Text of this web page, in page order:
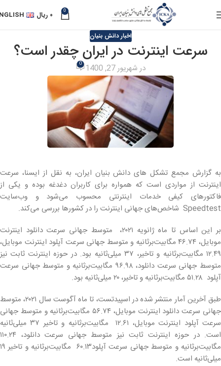
0 ۰ ریال
اخبار دانش بنیان
سرعت اینترنت در ایران چقدر است؟
در شهریور 27, 1400 0
به گزارش مجمع تشکل های دانش بنیان ایران، به نقل از ایسنا، سرعت
اینترنت از مواردی است که همواره برای کاربران دغدغه بوده و یکی از
فاکتورهای کیفی خدمات اینترنتی محسوب می‌شود و وب‌سایت
Speedtest شاخص‌های جهانی اینترنت را در کشورها بررسی می‌کند.
بر این اساس تا ماه ژانویه ۲۰۲۱، متوسط جهانی سرعت دانلود اینترنت
موبایل، ۴۶.۷۴ مگابیت‌برثانیه و متوسط جهانی سرعت آپلود اینترنت موبایل،
۱۲.۴۹ مگابیت‌برثانیه و تاخیر، ۳۷ میلی‌ثانیه بود. در حوزه اینترنت ثابت نیز
متوسط جهانی سرعت دانلود، ۹۶.۹۸ مگابیت‌برثانیه و متوسط جهانی سرعت
آپلود ۵۱.۲۸ مگابیت‌برثانیه و تاخیر، ۲۰ میلی‌ثانیه بود.
طبق آخرین آمار منتشر شده در اسپیدتست، تا ماه آگوست سال ۲۰۲۱، متوسط
جهانی سرعت دانلود اینترنت موبایل، ۵۶.۷۴ مگابیت‌برثانیه و متوسط جهانی
سرعت آپلود اینترنت موبایل، ۱۲.۶۱ مگابیت‌برثانیه و تاخیر ۳۷ میلی‌ثانیه
است. در حوزه اینترنت ثابت نیز متوسط جهانی سرعت دانلود، ۱۱۰.۲۴
مگابیت‌برثانیه و متوسط جهانی سرعت آپلود۶۰.۱۳ مگابیت‌برثانیه و تاخیر ۱۹
میلی‌ثانیه است.